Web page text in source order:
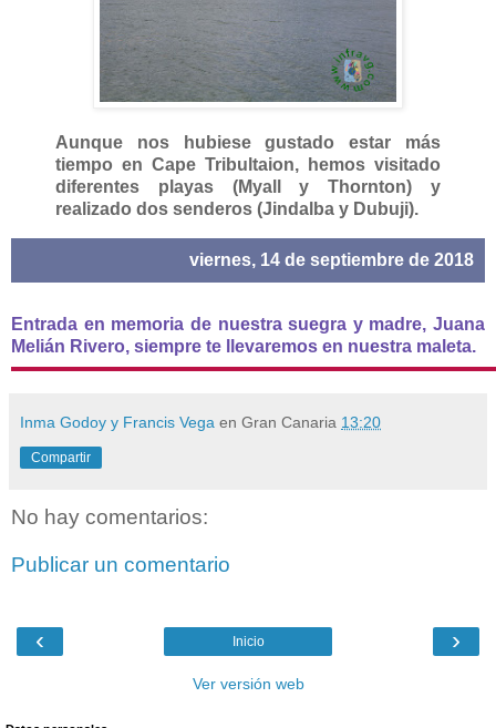
Aunque nos hubiese gustado estar más
tiempo en Cape Tribultaion, hemos visitado
diferentes playas (Myall y Thornton) y
realizado dos senderos (Jindalba y Dubuji).
viernes, 14 de septiembre de 2018
Entrada en memoria de nuestra suegra y madre, Juana
Melián Rivero, siempre te llevaremos en nuestra maleta.
Inma Godoy y Francis Vega en Gran Canaria 13:20
Compartir
No hay comentarios:
Publicar un comentario
‹ ›
Inicio
Ver versión web